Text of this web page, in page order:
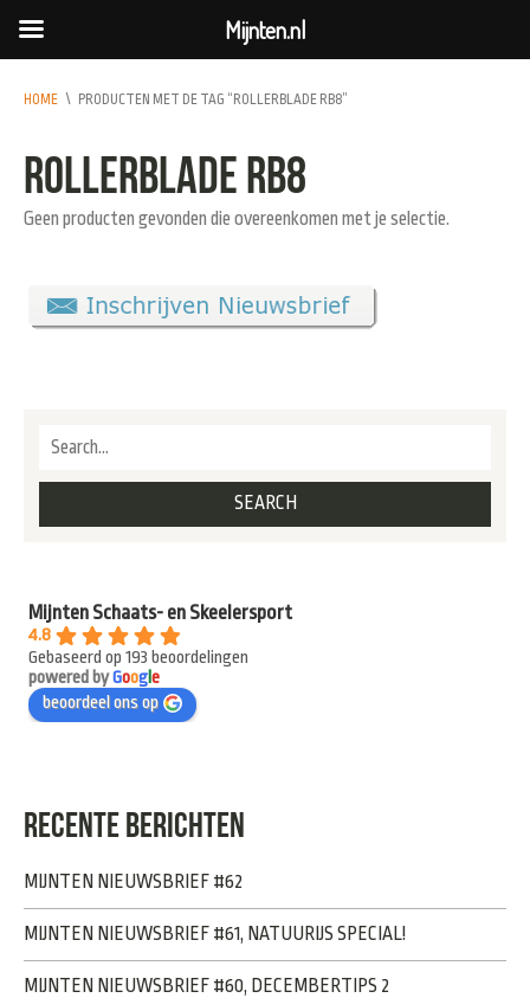
HOME \ PRODUCTEN MET DE TAG “ROLLERBLADE RB8”
Rollerblade RB8
Geen producten gevonden die overeenkomen met je selectie.
Mijnten Schaats- en Skeelersport
4.8
Gebaseerd op 193 beoordelingen
powered byGooge
beoordeel ons op
RECENTE BERICHTEN
MIJNTEN NIEUWSBRIEF #62
MIJNTEN NIEUWSBRIEF #61, NATUURIJS SPECIAL!
MIJNTEN NIEUWSBRIEF #60, DECEMBERTIPS 2
Mijnten.nl